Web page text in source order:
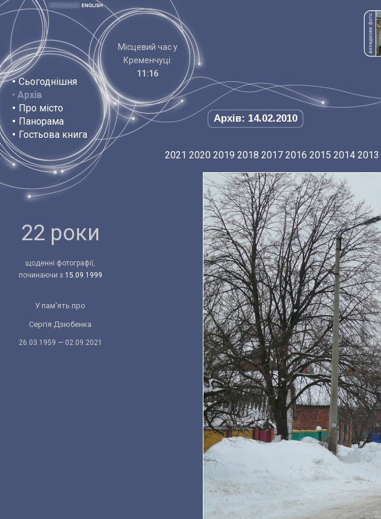
• Сьогоднішня
• Архів
• Про місто
• Панорама
• Гостьова книга
Місцевий час у
Кременчуці:
11:16
Архів: 14.02.2010
22 роки
щоденні фотографії,
починаючи з 15.09.1999
У пам'ять про
Сергія Дзюбенка
26.03.1959 — 02.09.2021
2021 2020 2019 2018 2017 2016 2015 2014 2013